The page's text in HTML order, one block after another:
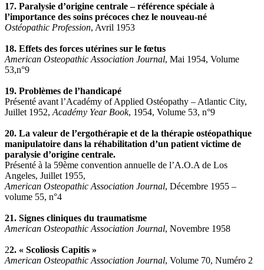
17. Paralysie d’origine centrale – référence spéciale à
l’importance des soins précoces chez le nouveau-né
Ostéopathic Profession, Avril 1953
18. Effets des forces utérines sur le fœtus
American Osteopathic Association Journal, Mai 1954, Volume
53,n°9
19. Problèmes de l’handicapé
Présenté avant l’Académy of Applied Ostéopathy – Atlantic City,
Juillet 1952, Académy Year Book, 1954, Volume 53, n°9
20. La valeur de l’ergothérapie et de la thérapie ostéopathique
manipulatoire dans la réhabilitation d’un patient victime de
paralysie d’origine centrale.
Présenté à la 59ème convention annuelle de l’A.O.A de Los
Angeles, Juillet 1955,
American Osteopathic Association Journal, Décembre 1955 –
volume 55, n°4
21. Signes cliniques du traumatisme
American Osteopathic Association Journal, Novembre 1958
22. « Scoliosis Capitis »
American Osteopathic Association Journal, Volume 70, Numéro 2